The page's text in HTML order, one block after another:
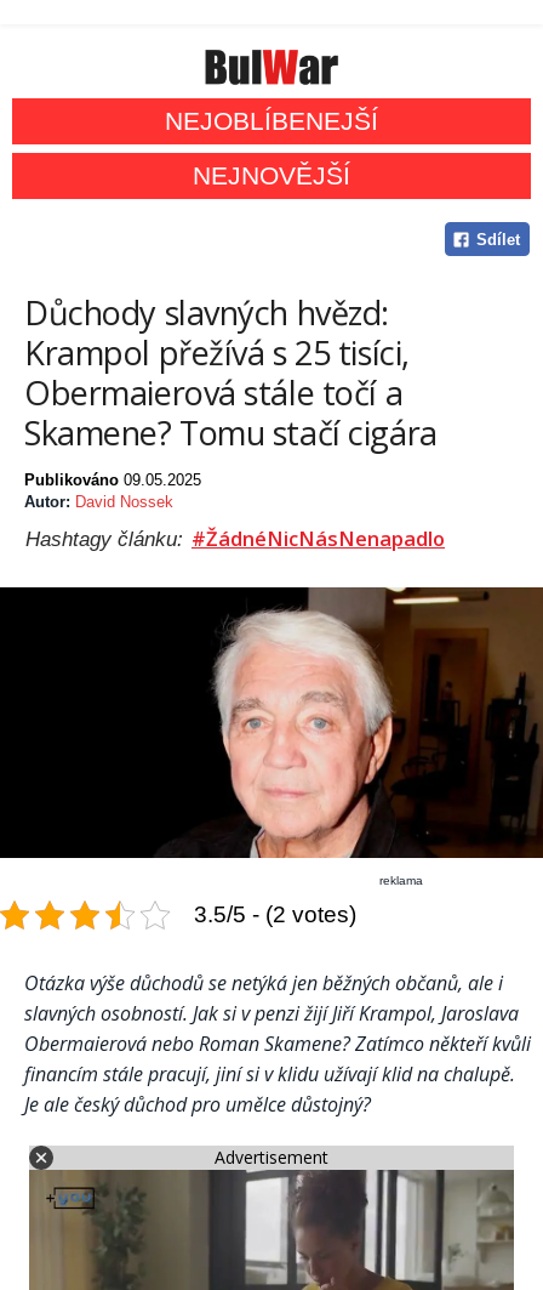
NEJOBLÍBENEJŠÍ
NEJNOVĚJŠÍ
Sdílet
Důchody slavných hvězd:
Krampol přežívá s 25 tisíci,
Obermaierová stále točí a
Skamene? Tomu stačí cigára
Publikováno 09.05.2025
Autor: David Nossek
Hashtagy článku: #ŽádnéNicNásNenapadlo
reklama
3.5/5 - (2 votes)
Otázka výše důchodů se netýká jen běžných občanů, ale i
slavných osobností. Jak si v penzi žijí Jiří Krampol, Jaroslava
Obermaierová nebo Roman Skamene? Zatímco někteří kvůli
financím stále pracují, jiní si v klidu užívají klid na chalupě.
Je ale český důchod pro umělce důstojný?
Advertisement